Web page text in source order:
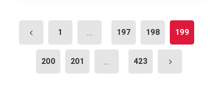
1 ... 197 198 199
200 201 ... 423